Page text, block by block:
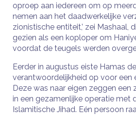
oproep aan iedereen om op
nemen aan het daadwerkelijke
zionistische entiteit,’ zei Mashaal,
gezien als een koploper om
voordat de teugels werden
Eerder in augustus eiste Hamas de
verantwoordelijkheid op voor een
Deze was naar eigen zeggen een
in een gezamenlijke operatie met
Islamitische Jihad. Eén persoon